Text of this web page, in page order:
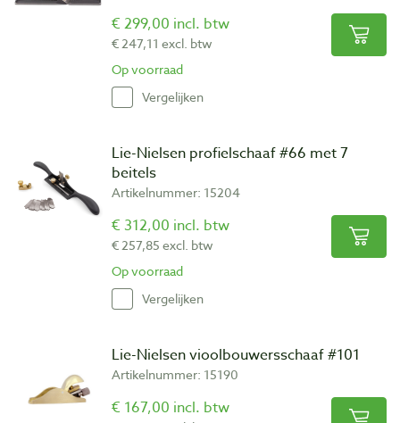
€ 299,00 incl. btw
€ 247,11 excl. btw
Op voorraad
Vergelijken
Lie-Nielsen profielschaaf #66 met 7
beitels
Artikelnummer: 15204
€ 312,00 incl. btw
€ 257,85 excl. btw
Op voorraad
Vergelijken
Lie-Nielsen vioolbouwersschaaf #101
Artikelnummer: 15190
€ 167,00 incl. btw